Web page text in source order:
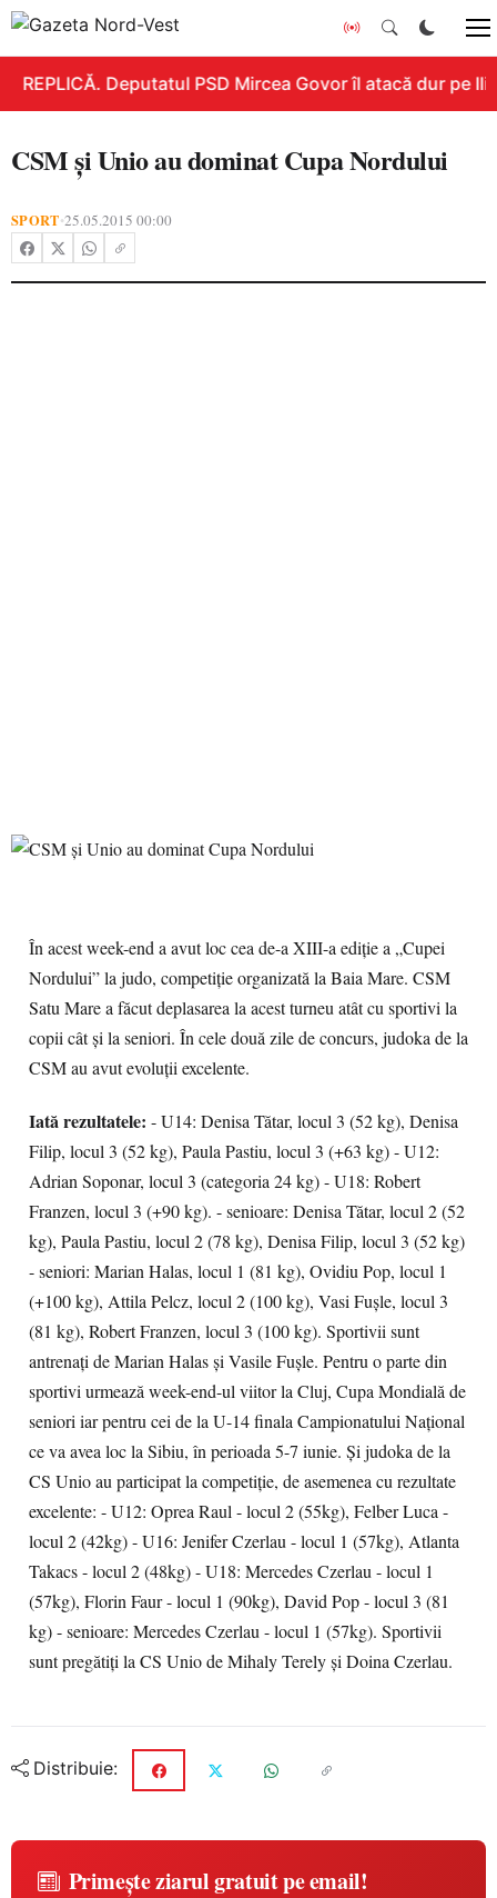
REPLICĂ. Deputatul PSD Mircea Govor îl atacă dur pe
CSM şi Unio au dominat Cupa Nordului
SPORT•25.05.2015 00:00
În acest week-end a avut loc cea de-a XIII-a ediție a „Cupei
Nordului” la judo, competiție organizată la Baia Mare. CSM
Satu Mare a făcut deplasarea la acest turneu atât cu sportivi la
copii cât și la seniori. În cele două zile de concurs, judoka de la
CSM au avut evoluţii excelente.
Iată rezultatele: - U14: Denisa Tătar, locul 3 (52 kg), Denisa
Filip, locul 3 (52 kg), Paula Pastiu, locul 3 (+63 kg) - U12:
Adrian Soponar, locul 3 (categoria 24 kg) - U18: Robert
Franzen, locul 3 (+90 kg). - senioare: Denisa Tătar, locul 2 (52
kg), Paula Pastiu, locul 2 (78 kg), Denisa Filip, locul 3 (52 kg)
- seniori: Marian Halas, locul 1 (81 kg), Ovidiu Pop, locul 1
(+100 kg), Attila Pelcz, locul 2 (100 kg), Vasi Fușle, locul 3
(81 kg), Robert Franzen, locul 3 (100 kg). Sportivii sunt
antrenați de Marian Halas și Vasile Fușle. Pentru o parte din
sportivi urmează week-end-ul viitor la Cluj, Cupa Mondială de
seniori iar pentru cei de la U-14 finala Campionatului Național
ce va avea loc la Sibiu, în perioada 5-7 iunie. Şi judoka de la
CS Unio au participat la competiţie, de asemenea cu rezultate
excelente: - U12: Oprea Raul - locul 2 (55kg), Felber Luca -
locul 2 (42kg) - U16: Jenifer Czerlau - locul 1 (57kg), Atlanta
Takacs - locul 2 (48kg) - U18: Mercedes Czerlau - locul 1
(57kg), Florin Faur - locul 1 (90kg), David Pop - locul 3 (81
kg) - senioare: Mercedes Czerlau - locul 1 (57kg). Sportivii
sunt pregătiţi la CS Unio de Mihaly Terely şi Doina Czerlau.
Distribuie:
Primește ziarul gratuit pe email!